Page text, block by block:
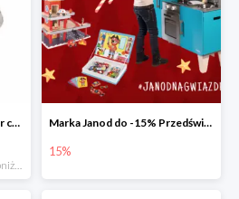
Pinokio kombinezon w super cenie
*najniższa cena z 30 dni przed obniżką
Marka Janod do -15% Przedświąteczna promocja.
15%